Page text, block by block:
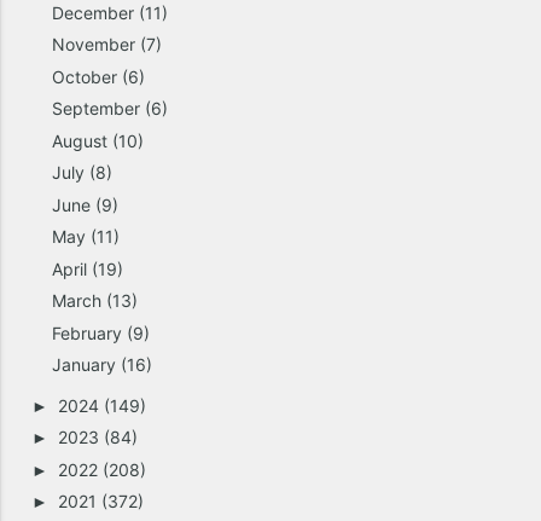
December (11)
November (7)
October (6)
September (6)
August (10)
July (8)
June (9)
May (11)
April (19)
March (13)
February (9)
January (16)
► 2024 (149)
► 2023 (84)
► 2022 (208)
► 2021 (372)